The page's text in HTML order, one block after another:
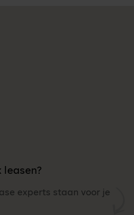
leasen?
experts staan voor je